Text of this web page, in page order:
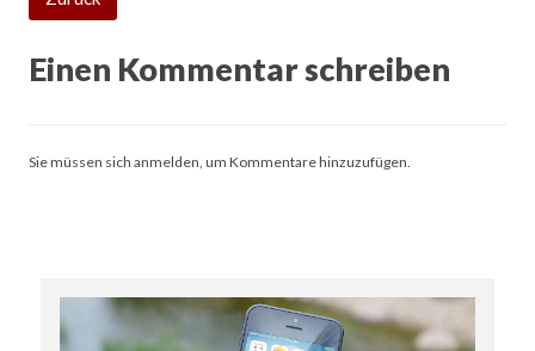
Einen Kommentar schreiben
Sie müssen sich anmelden, um Kommentare hinzuzufügen.